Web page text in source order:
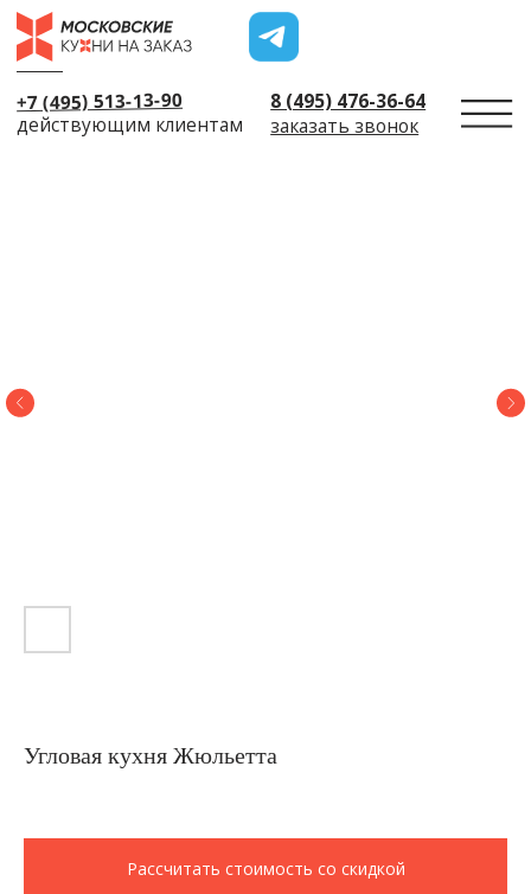
+7 (495) 513-13-90
заказать звонок
действующим клиентам
← Назад
Угловая кухня Жюльетта
Рассчитать стоимость со скидкой